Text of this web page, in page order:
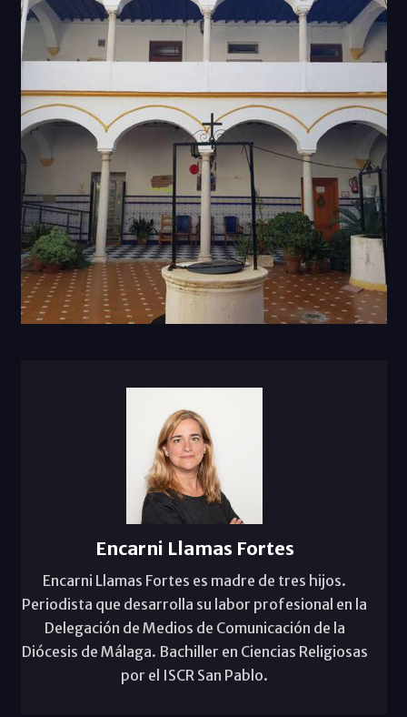
Encarni Llamas Fortes
Encarni Llamas Fortes es madre de tres hijos.
Periodista que desarrolla su labor profesional en la
Delegación de Medios de Comunicación de la
Diócesis de Málaga. Bachiller en Ciencias Religiosas
por el ISCR San Pablo.